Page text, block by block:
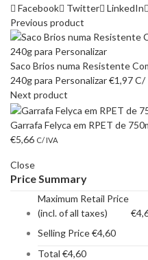
Facebook
Twitter LinkedIn
Previous product
Saco Brios numa Resistente
240g para Personalizar€1,97C/
Next product
Garrafa Felyca em RPET de
€5,66 C/ IVA
Close
Price Summary
Maximum Retail Price
(incl. of all taxes)
€
Selling Price€4,60
Total €4,60